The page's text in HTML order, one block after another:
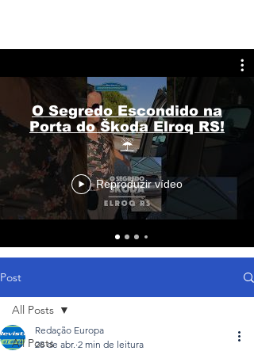
O Segredo Escondido na
Porta do Škoda Elroq RS!
☔
Reproduzir vídeo
Post
All Posts
All Posts
Redação Europa
28 de abr. 2 min de leitura